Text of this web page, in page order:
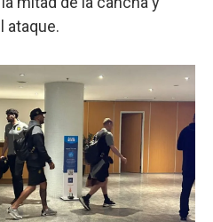
ataque.